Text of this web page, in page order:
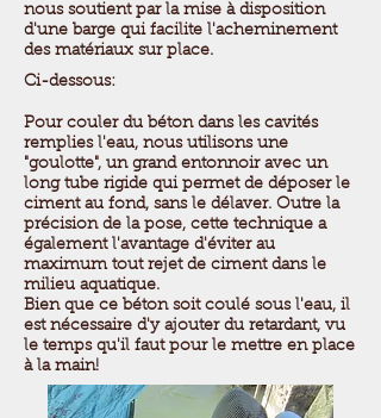
nous soutient par la mise à disposition
d'une barge qui facilite l'acheminement
des matériaux sur place.
Ci-dessous:
Pour couler du béton dans les cavités
remplies l'eau, nous utilisons une
"goulotte", un grand entonnoir avec un
long tube rigide qui permet de déposer le
ciment au fond, sans le délaver. Outre la
précision de la pose, cette technique a
également l'avantage d'éviter au
maximum tout rejet de ciment dans le
milieu aquatique.
Bien que ce béton soit coulé sous l'eau, il
est nécessaire d'y ajouter du retardant, vu
le temps qu'il faut pour le mettre en place
à la main!